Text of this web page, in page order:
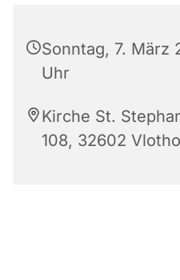
Sonntag, 7. März
Uhr
Kirche St.
108, 32602 Vlotho